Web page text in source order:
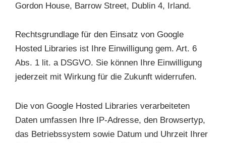
Gordon House, Barrow Street, Dublin 4, Irland.
Rechtsgrundlage für den Einsatz von Google
Hosted Libraries ist Ihre Einwilligung gem. Art. 6
Abs. 1 lit. a DSGVO. Sie können Ihre Einwilligung
jederzeit mit Wirkung für die Zukunft widerrufen.
Die von Google Hosted Libraries verarbeiteten
Daten umfassen Ihre IP-Adresse, den Browsertyp,
das Betriebssystem sowie Datum und Uhrzeit Ihrer